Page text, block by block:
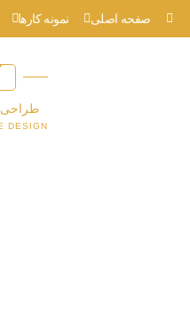
صفحه اصلی نمونه کارها
DESIGN